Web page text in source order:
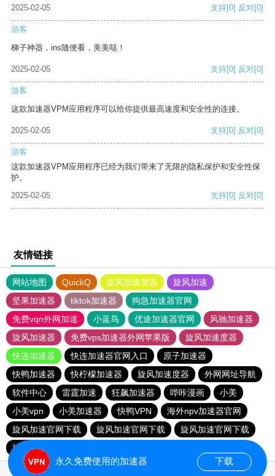
2025-02-05 支持[0] 反对[0]
游客
梯子神器，ins随便看，美美哒！
2025-02-05 支持[0] 反对[0]
游客
这款加速器VPM应用程序可以给你提供最高速度和安全性的连接。
2025-02-05 支持[0] 反对[0]
游客
这款加速器VPM应用程序已经为我们带来了无限的隐私保护和安全性保
护。
2025-02-05
支持[0] 反对[0]
友情链接
网站地图 QuickQ 旋风加速度器
旋风加速
坚果加速器
tiktok加速器
狗急加速器官网
免费vqn外网加速
小蓝鸟 优途加速器官网
风驰加速器
旋风加速器
免费vps加速器外网苹果版
旋风加速度器
快连加速器
快连加速器官网入口
原子加速器
快鸭加速器
快柠檬加速器 旋风加速度器
外网网址导航
软件中心
雷霆加速 狂飙加速器 哔咔漫画
小美
小美vpn
小美加速器 快鸭VPN
海外npv加速器官网
旋风加速官网下载
旋风加速官网下载
旋风加速官网下载
旋风加速官网下载
永久免费使用的加速器 下载